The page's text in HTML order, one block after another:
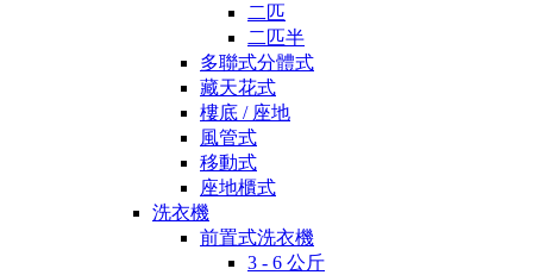
二匹
二匹半
多聯式分體式
藏天花式
樓底 / 座地
風管式
移動式
座地櫃式
洗衣機
前置式洗衣機
3 - 6 公斤